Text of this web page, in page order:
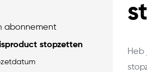
abonnement
stopzetten